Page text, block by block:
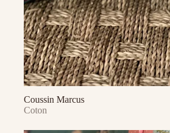
Coussin Marcus
Coton